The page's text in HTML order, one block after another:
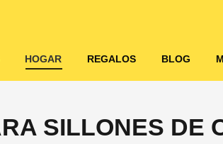
HOGAR REGALOS BLOG
SILLONES DE